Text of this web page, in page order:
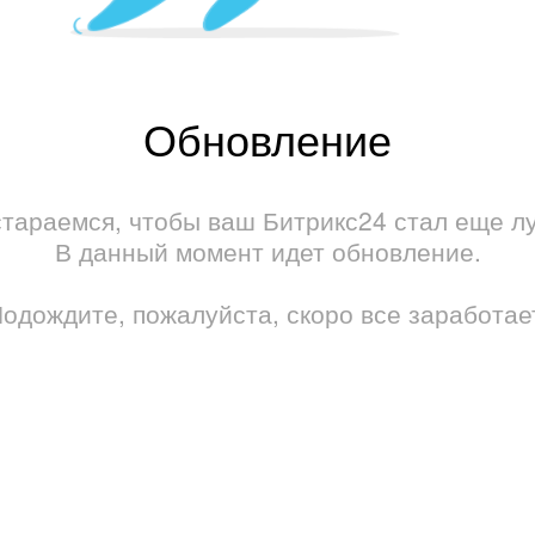
Обновление
чтобы ваш Битрикс24 стал еще
В данный момент идет обновление.
пожалуйста, скоро все